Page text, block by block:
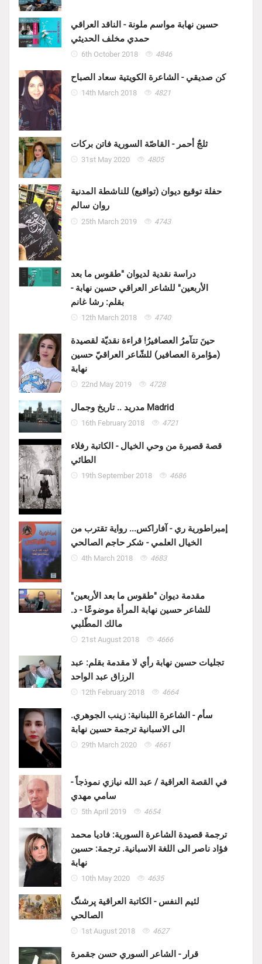
حسين نهابة مواسم ملونة - الناقد العراقي
حمدي مخلف الحديثي
6th October 2018 4846
كن صديقي - الشاعرة الكويتية سعاد الصباح
14th March 2018 4821
ثلجٌ أحمر - القاصّة السورية فاتن بركات
31st May 2020 4805
حفلة توقيع ديوان (تواقيع) للناشطة المدنية
روان سالم
25th March 2019 4743
دراسة نقدية لديوان "طقوس ما بعد
الأربعين" للشاعر العراقي حسين نهابة -
بقلم: رشا غانم
12th March 2018 4740
حينَ تتآمرُ العصافيرُ! قراءة نقديّة لقصيدة
(مؤامرة العصافير) للشّاعر العراقيّ حسين
نهابة
22nd May 2019 4728
مدريد .. تاريخ وجمال Madrid
16th February 2018 4721
قصة قصيرة من وحي الخيال - الكاتبة رفلاء
الطائي
19th September 2018 4686
إمبراطورية ري - آفاراكس... رواية تقترب من
الخيال العلمي - شكر حاجم الصالحي
4th March 2018 4683
مقدمة ديوان "طقوس ما بعد الأربعين"
للشاعر حسين نهابة المرأة موضوعًا - د.
مالك المطّلبي
21st August 2018 4666
تجليات حسين نهابة رأي لا مقدمة بقلم: عبد
الرزاق عبد الواحد
12th February 2018 4664
سأم - الشاعرة اللبنانية: زينب الجوهري.
الى الاسبانية ترجمة حسين نهابة
29th March 2020 4661
في القصة العراقية / عبد الله نيازي نموذجاً -
سامي مهدي
5th April 2019 4654
ترجمة قصيدة الشاعرة السورية: فاديا محمد
فؤاد ناصر الى اللغة الاسبانية. ترجمة: حسين
نهابة
10th May 2020 4635
لئيم النفس - الكاتبة العراقية پرشنگ
الصالحي
1st August 2018 4627
قرار - الشاعر السوري حسن جقمرة